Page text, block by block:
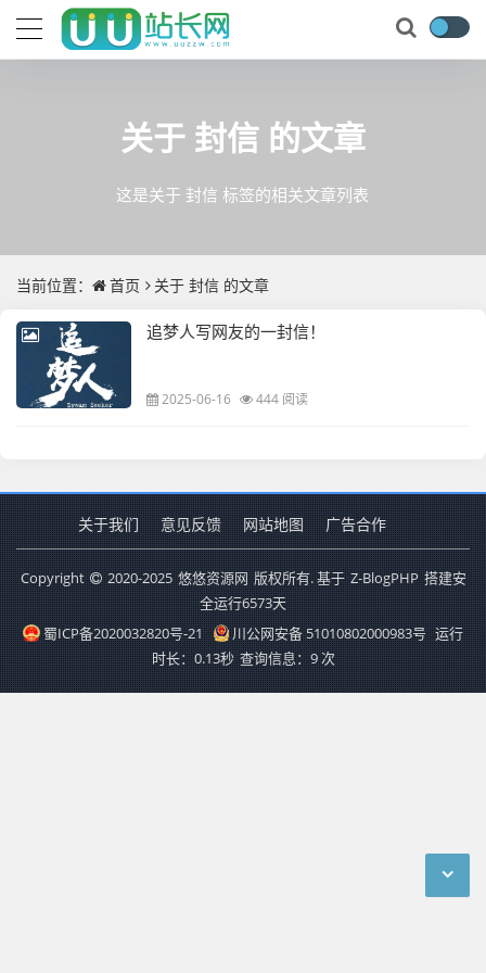
关于 封信 的文章
这是关于 封信 标签的相关文章列表
当前位置： 首页 关于 封信 的文章
追梦人写网友的一封信！
2025-06-16 444 阅读
关于我们 意见反馈 网站地图 广告合作
Copyright 2020-2025 悠悠资源网 版权所有. 基于 Z-BlogPHP 搭建安
全运行6573天
蜀ICP备2020032820号-21
川公网安备 51010802000983号 运行
时长：0.13秒 查询信息：9 次